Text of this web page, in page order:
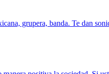
grupera, banda. Te dan